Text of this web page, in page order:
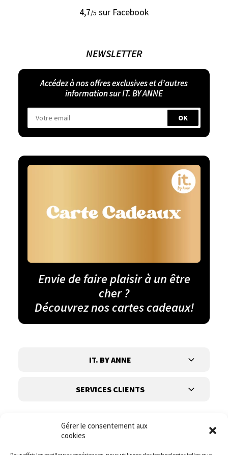
Gérer le consentement aux
cookies
4,7/5 sur Facebook
NEWSLETTER
Accédez à nos offres exclusives et d’autres
information sur IT. BY ANNE
Envie de faire plaisir à un être
cher ?
Découvrez nos cartes cadeaux!
IT. BY ANNE
SERVICES CLIENTS